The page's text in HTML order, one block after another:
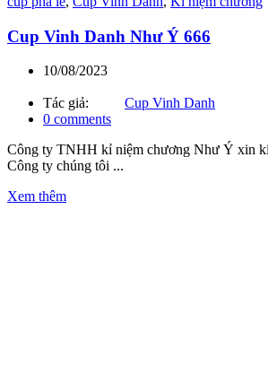
Cup Vinh Danh Như Ý 666
10/08/2023
Tác giả:
Cup Vinh Danh
0 comments
Công ty TNHH kỉ niệm chương Như Ý xin
Công ty chúng tôi ...
Xem thêm